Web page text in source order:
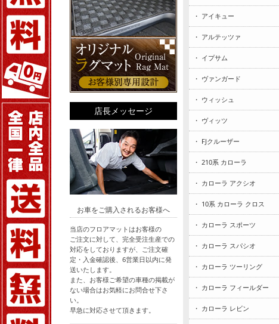
店長メッセージ
お車をご購入されるお客様へ
当店のフロアマットはお客様の
ご注文に対して、完全受注生産での
対応をしておりますが、ご注文確
定・入金確認後、6営業日以内に発
送いたします。
また、お客様ご希望の車種の掲載が
ない場合はお気軽にお問合せ下さ
い。
早急に対応させて頂きます。
・ アイキュー
・ アルテッツァ
・ イプサム
・ ヴァンガード
・ ウィッシュ
・ ヴィッツ
・ FJクルーザー
・ 210系 カローラ
・ カローラ アクシオ
・ 10系 カローラ クロス
・ カローラ スポーツ
・ カローラ スパシオ
・ カローラ ツーリング
・ カローラ フィールダー
・ カローラ レビン